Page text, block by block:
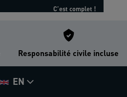
C’est complet !
Responsabilité civile incluse
EN